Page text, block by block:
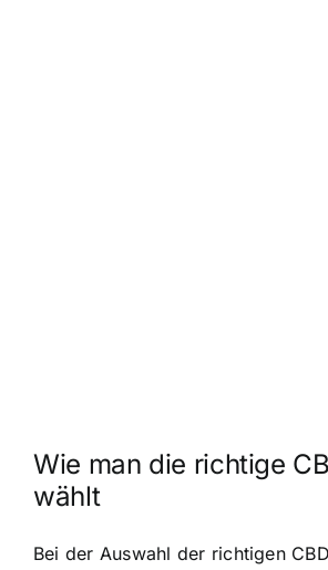
Wie man die richtige
wählt
Bei der Auswahl der richtigen